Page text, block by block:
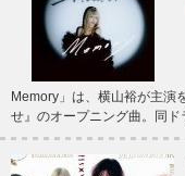
Memory」は、横山裕が主演
せ』のオープニング曲。同